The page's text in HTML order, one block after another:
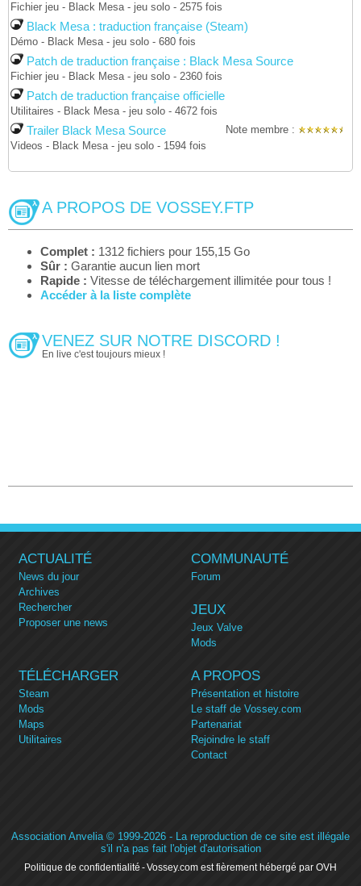
Fichier jeu - Black Mesa - jeu solo - 2575 fois
Black Mesa : traduction française (Steam)
Démo - Black Mesa - jeu solo - 680 fois
Patch de traduction française : Black Mesa Source
Fichier jeu - Black Mesa - jeu solo - 2360 fois
Patch de traduction française officielle
Utilitaires - Black Mesa - jeu solo - 4672 fois
Note membre :
Trailer Black Mesa Source
Videos - Black Mesa - jeu solo - 1594 fois
A PROPOS DE VOSSEY.FTP
Complet : 1312 fichiers pour 155,15 Go
Sûr : Garantie aucun lien mort
Rapide : Vitesse de téléchargement illimitée pour tous !
Accéder à la liste complète
VENEZ SUR NOTRE DISCORD !
En live c'est toujours mieux !
ACTUALITÉ
News du jour
Archives
Rechercher
Proposer une news
COMMUNAUTÉ
Forum
JEUX
Jeux Valve
Mods
TÉLÉCHARGER
Steam
Mods
Maps
Utilitaires
A PROPOS
Présentation et histoire
Le staff de Vossey.com
Partenariat
Rejoindre le staff
Contact
Association Anvelia© 1999-2026 - La reproduction de ce site est illégale
s'il n'a pas fait l'objet d'autorisation
Politique de confidentialité Vossey.com est fièrement hébergé par OVH